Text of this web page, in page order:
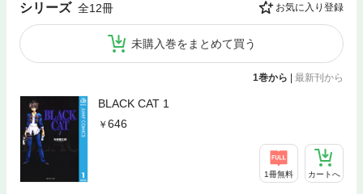
シリーズ 全12冊 お気に入り登録
未購入巻をまとめて買う
1巻から 最新刊から
BLACK CAT 1
646
1冊無料 カートへ